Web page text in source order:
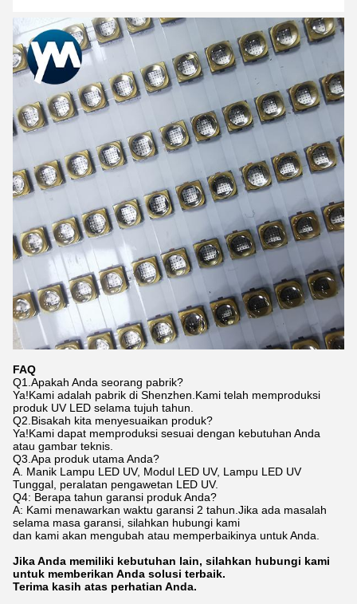
FAQ
Q1.Apakah Anda seorang pabrik?
Ya!Kami adalah pabrik di Shenzhen.Kami telah memproduksi
produk UV LED selama tujuh tahun.
Q2.Bisakah kita menyesuaikan produk?
Ya!Kami dapat memproduksi sesuai dengan kebutuhan Anda
atau gambar teknis.
Q3.Apa produk utama Anda?
A. Manik Lampu LED UV, Modul LED UV, Lampu LED UV
Tunggal, peralatan pengawetan LED UV.
Q4: Berapa tahun garansi produk Anda?
A: Kami menawarkan waktu garansi 2 tahun.Jika ada masalah
selama masa garansi, silahkan hubungi kami
dan kami akan mengubah atau memperbaikinya untuk Anda.
Jika Anda memiliki kebutuhan lain, silahkan hubungi kami
untuk memberikan Anda solusi terbaik.
Terima kasih atas perhatian Anda.